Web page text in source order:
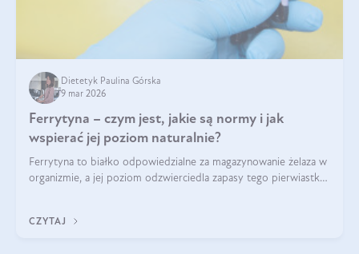
Dietetyk Paulina Górska
9 mar 2026
Ferrytyna – czym jest, jakie są normy i jak
wspierać jej poziom naturalnie?
Ferrytyna to białko odpowiedzialne za magazynowanie żelaza w
organizmie, a jej poziom odzwierciedla zapasy tego pierwiastka.
funkcjonowanie (
CZYTAJ